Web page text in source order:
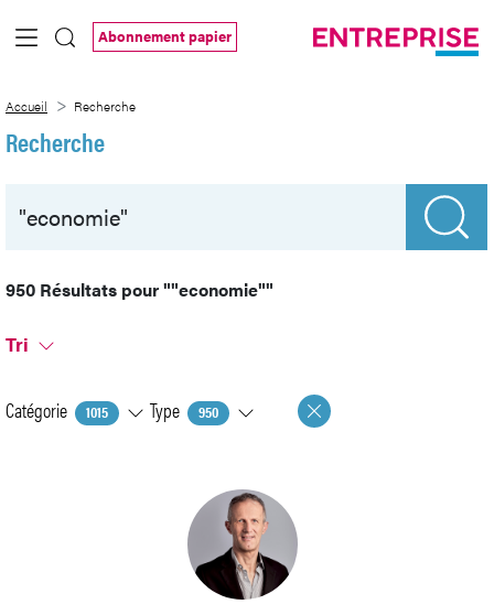
Saut au contenu principal
Abonnement papier
Accueil Recherche
Recherche
950 Résultats pour""economie""
Tri
Catégorie 1015 Type 950